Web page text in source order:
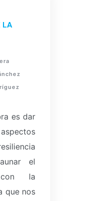
LA
es dar
el
la
que nos